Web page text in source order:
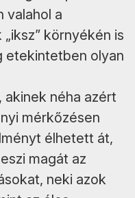
valahol a
környékén is
etekintetben olyan
akinek néha azért
mérkőzésen
élhetett át,
magát az
neki azok